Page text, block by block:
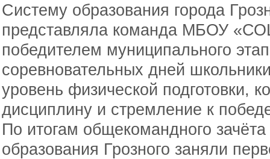
Систему образования города
представляла команда МБОУ
победителем муниципального
соревновательных дней
уровень физической подготовки,
дисциплину и стремление к
По итогам общекомандного
образования Грозного заняли